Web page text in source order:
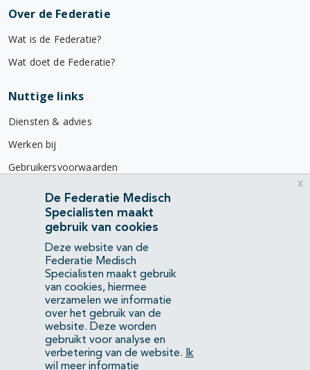
Over de Federatie
Wat is de Federatie?
Wat doet de Federatie?
Nuttige links
Diensten & advies
Werken bij
Gebruikersvoorwaarden
Privacyverklaring
Contact
Mercatorlaan 1200
3528 BL Utrecht
(088) 505 34 34
info@richtlijnendatabase.nl
YouTubeLinkedIn
De Federatie Medisch
Specialisten maakt
gebruik van cookies
Deze website van de
Federatie Medisch
Specialisten maakt gebruik
van cookies, hiermee
verzamelen we informatie
over het gebruik van de
website. Deze worden
gebruikt voor analyse en
verbetering van de website.
Ik
wil meer informatie
x